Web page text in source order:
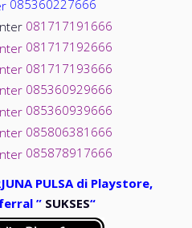
085360227666
081717191666
081717192666
081717193666
085360929666
085360939666
085806381666
085878917666
PULSA di Playstore,
” SUKSES“